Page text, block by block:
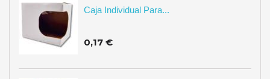
Caja Individual Para...
0,17 €